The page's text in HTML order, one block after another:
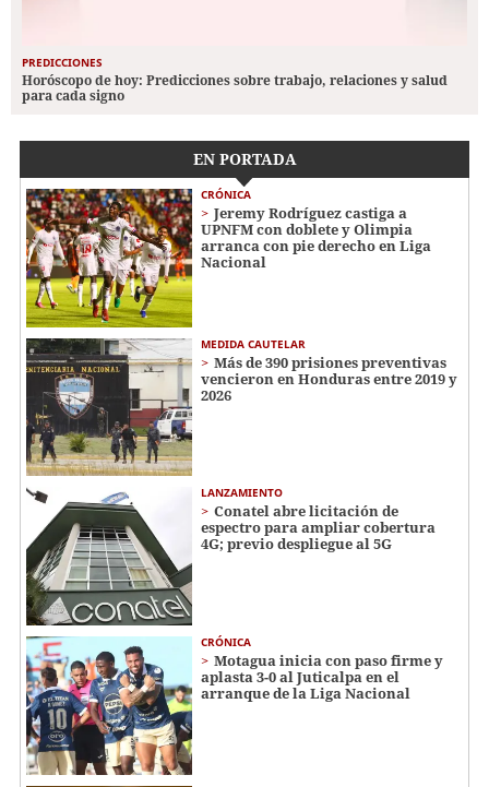
PREDICCIONES
Horóscopo de hoy: Predicciones sobre trabajo, relaciones y salud
para cada signo
EN PORTADA
CRÓNICA
Jeremy Rodríguez castiga a
UPNFM con doblete y Olimpia
arranca con pie derecho en Liga
Nacional
MEDIDA CAUTELAR
Más de 390 prisiones preventivas
vencieron en Honduras entre 2019 y
2026
LANZAMIENTO
Conatel abre licitación de
espectro para ampliar cobertura
4G; previo despliegue al 5G
CRÓNICA
Motagua inicia con paso firme y
aplasta 3-0 al Juticalpa en el
arranque de la Liga Nacional